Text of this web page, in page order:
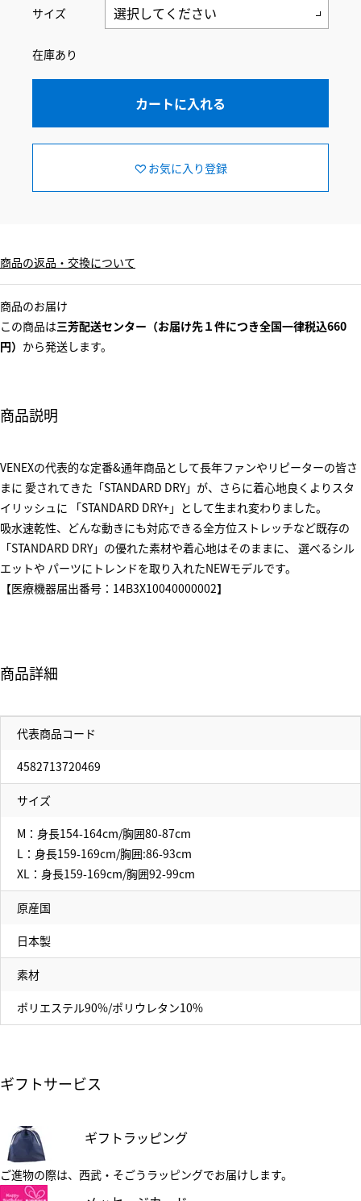
サイズ
在庫あり
カートに入れる
お気に入り登録
商品の返品・交換について
商品のお届け
この商品は三芳配送センター（お届け先１件につき全国一律税込660
円） から発送します。
商品説明
VENEXの代表的な定番&通年商品として長年ファンやリピーターの皆さ
まに 愛されてきた「STANDARD DRY」が、さらに着心地良くよりスタ
イリッシュに 「STANDARD DRY+」として生まれ変わりました。
吸水速乾性、どんな動きにも対応できる全方位ストレッチなど既存の
「STANDARD DRY」の優れた素材や着心地はそのままに、 選べるシル
エットや パーツにトレンドを取り入れたNEWモデルです。
【医療機器届出番号：14B3X10040000002】
商品詳細
代表商品コード
4582713720469
サイズ
M：身長154-164cm/胸囲80-87cm
L：身長159-169cm/胸囲:86-93cm
XL：身長159-169cm/胸囲92-99cm
原産国
日本製
素材
ポリエステル90%/ポリウレタン10%
ギフトサービス
ギフトラッピング
ご進物の際は、西武・そごうラッピングでお届けします。